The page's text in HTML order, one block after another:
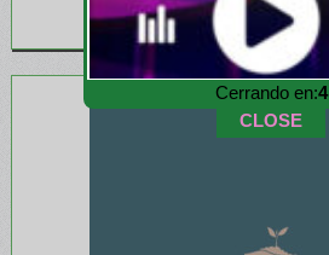
Cerrando en:2
CLOSE